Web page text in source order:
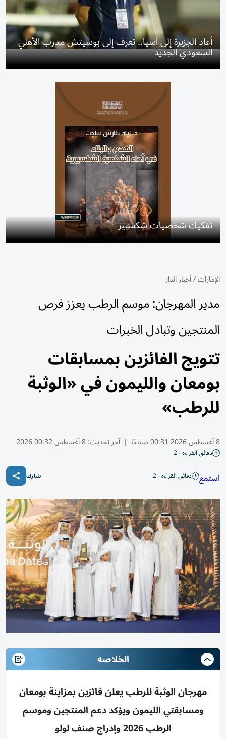
أعاد الجزيرة إلى آسيا.. تعرف إلى بوسيتش مدرب الأهلي
السعودي الجديد
تفكيك شخصيات شكسبير
الإمارات/أخبار الدار
مدير المهرجان: موسم الرطب يعزز فرص
المنتجين وتبادل الخبرات
تتويج الفائزين بمسابقات
بومعان والليمون في «الوثبة
للرطب»
8 أغسطس 2026 00:31 صباحًا | آخر تحديث:8 أغسطس 00:32 2026
دقائق القراءة - 2
استمع دقائق القراءة - 2 شارك
الخلاصه
مهرجان الوثبة للرطب يعلن فائزين بمزاينة بومعان
ومسابقتي الليمون ويؤكد دعم المنتجين وموسم
الرطب 2026 وإدراج صنف لولو